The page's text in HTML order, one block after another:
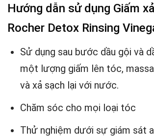
Hướng dẫn sử dụng Giấm
Rocher Detox Rinsing
Sử dụng sau bước dầu gội và
một lượng giấm lên tóc,
và xả sạch lại với nước.
Chăm sóc cho mọi loại tóc
Thử nghiệm dưới sự giám sát